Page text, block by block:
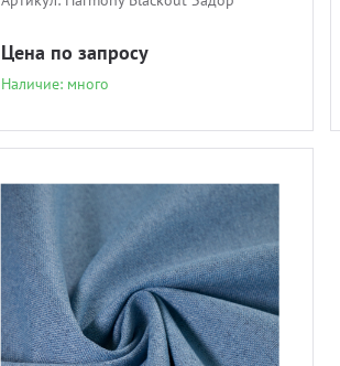
Цена по запросу
Наличие: много